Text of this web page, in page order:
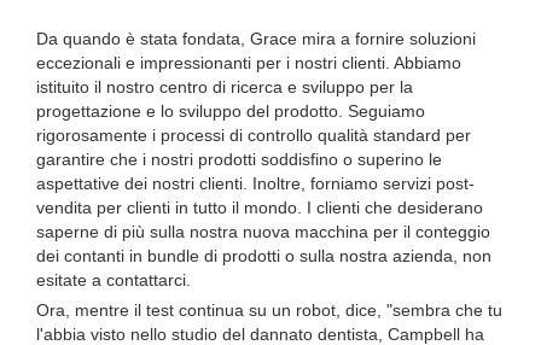
Da quando è stata fondata, Grace mira a fornire soluzioni
eccezionali e impressionanti per i nostri clienti. Abbiamo
istituito il nostro centro di ricerca e sviluppo per la
progettazione e lo sviluppo del prodotto. Seguiamo
rigorosamente i processi di controllo qualità standard per
garantire che i nostri prodotti soddisfino o superino le
aspettative dei nostri clienti. Inoltre, forniamo servizi post-
vendita per clienti in tutto il mondo. I clienti che desiderano
saperne di più sulla nostra nuova macchina per il conteggio
dei contanti in bundle di prodotti o sulla nostra azienda, non
esitate a contattarci.
Ora, mentre il test continua su un robot, dice, "sembra che tu
l'abbia visto nello studio del dannato dentista, Campbell ha